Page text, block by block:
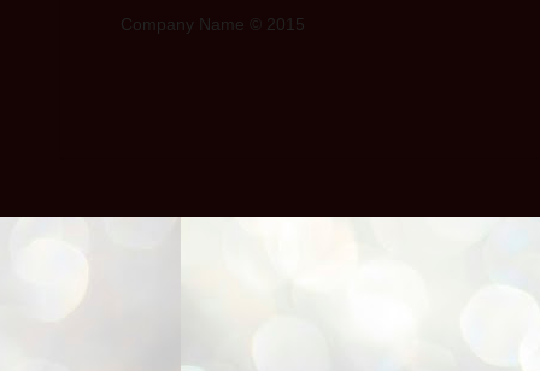
Company Name © 2015